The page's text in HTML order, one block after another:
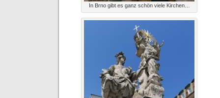
In Brno gibt es ganz schön viele Kirchen…